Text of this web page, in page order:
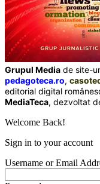
Grupul Media de site-
pedagoteca.ro,
editorial digital
MediaTeca, dezvoltat
Welcome Back!
Sign in to your account
Username or Email